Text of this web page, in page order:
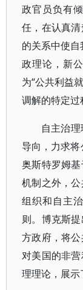
政官员负有
任，在认真
的关系中使
政理论，新
为“公共利益
调解的特定过
自主治
导向，力求将
奥斯特罗姆
机制之外，
组织和自主
则。博克斯
方政府，将
对美国的非
理理论，展示